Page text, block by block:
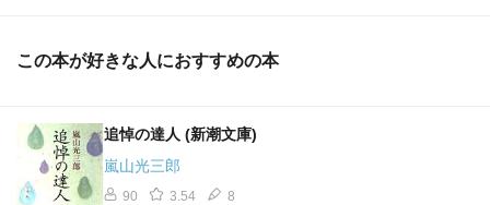
この本が好きな人におすすめの本
追悼の達人 (新潮文庫)
嵐山光三郎
90 3.54 8